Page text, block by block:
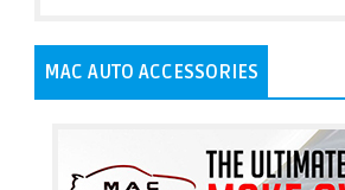
MAC AUTO ACCESSORIES